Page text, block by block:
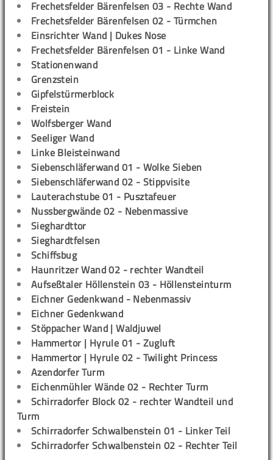
Frechetsfelder Bärenfelsen 03 - Rechte Wand
Frechetsfelder Bärenfelsen 02 - Türmchen
Einsrichter Wand | Dukes Nose
Frechetsfelder Bärenfelsen 01 - Linke Wand
Stationenwand
Grenzstein
Gipfelstürmerblock
Freistein
Wolfsberger Wand
Seeliger Wand
Linke Bleisteinwand
Siebenschläferwand 01 - Wolke Sieben
Siebenschläferwand 02 - Stippvisite
Lauterachstube 01 - Pusztafeuer
Nussbergwände 02 - Nebenmassive
Sieghardttor
Sieghardtfelsen
Schiffsbug
Haunritzer Wand 02 - rechter Wandteil
Aufseßtaler Höllenstein 03 - Höllensteinturm
Eichner Gedenkwand - Nebenmassiv
Eichner Gedenkwand
Stöppacher Wand | Waldjuwel
Hammertor | Hyrule 01 - Zugluft
Hammertor | Hyrule 02 - Twilight Princess
Azendorfer Turm
Eichenmühler Wände 02 - Rechter Turm
Schirradorfer Block 02 - rechter Wandteil und
Turm
Schirradorfer Schwalbenstein 01 - Linker Teil
Schirradorfer Schwalbenstein 02 - Rechter Teil